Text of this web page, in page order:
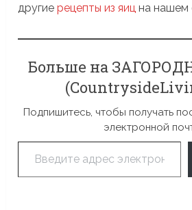
другиерецепты из яиц на нашем
Больше на
Подпишитесь, чтобы получать
электронной
Введите адрес электронной почты…